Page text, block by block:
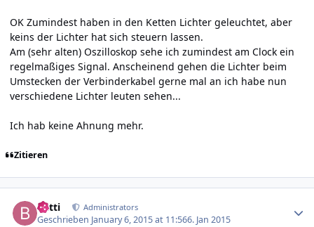
OK Zumindest haben in den Ketten Lichter geleuchtet, aber
keins der Lichter hat sich steuern lassen.
Am (sehr alten) Oszilloskop sehe ich zumindest am Clock ein
regelmaßiges Signal. Anscheinend gehen die Lichter beim
Umstecken der Verbinderkabel gerne mal an ich habe nun
verschiedene Lichter leuten sehen...
Ich hab keine Ahnung mehr.
Zitieren
batti Administrators
Geschrieben January 6, 2015 at 11:566. Jan 2015